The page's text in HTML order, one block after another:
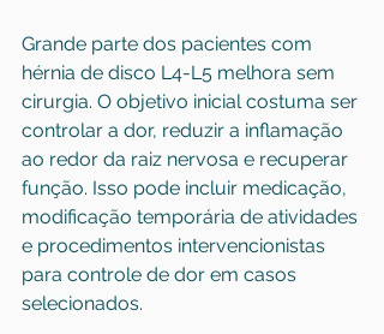
Grande parte dos pacientes com
hérnia de disco L4-L5 melhora sem
cirurgia. O objetivo inicial costuma ser
controlar a dor, reduzir a inflamação
ao redor da raiz nervosa e recuperar
função. Isso pode incluir medicação,
modificação temporária de atividades
e procedimentos intervencionistas
para controle de dor em casos
selecionados.